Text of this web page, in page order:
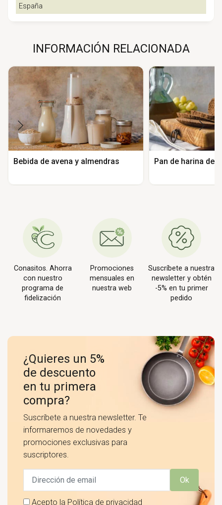
España
INFORMACIÓN RELACIONADA
Bebida de avena y almendras Pan de harina de
Conasitos. Ahorra
con nuestro
programa de
fidelización
Promociones
mensuales en
nuestra web
Suscríbete a nuestra
newsletter y obtén
-5% en tu primer
pedido
¿Quieres un 5%
de descuento
en tu primera
compra?
Suscríbete a nuestra newsletter. Te
informaremos de novedades y
promociones exclusivas para
suscriptores.
Ok
Acepto la Política de privacidad